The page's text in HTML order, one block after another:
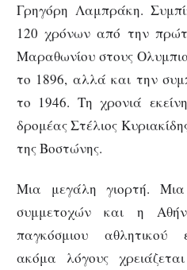
Γρηγόρη Λαμπράκη.
120 χρόνων από την
Μαραθωνίου στους
το 1896, αλλά και την
το 1946. Τη χρονιά
δρομέας Στέλιος
της Βοστώνης.
Μια μεγάλη γιορτή. Μια
συμμετοχών και η
παγκόσμιου αθλητικού
ακόμα λόγους